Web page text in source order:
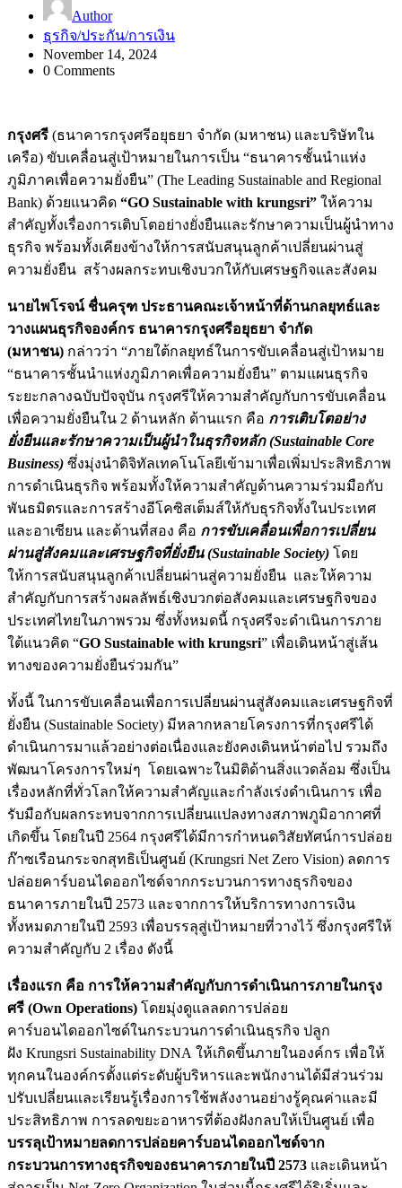
Author
ธุรกิจ/ประกัน/การเงิน
November 14, 2024
0 Comments
กรุงศรี (ธนาคารกรุงศรีอยุธยา จำกัด (มหาชน) และบริษัทใน
เครือ) ขับเคลื่อนสู่เป้าหมายในการเป็น “ธนาคารชั้นนำแห่ง
ภูมิภาคเพื่อความยั่งยืน” (The Leading Sustainable and Regional
Bank) ด้วยแนวคิด “GO Sustainable with krungsri” ให้ความ
สำคัญทั้งเรื่องการเติบโตอย่างยั่งยืนและรักษาความเป็นผู้นำทาง
ธุรกิจ พร้อมทั้งเคียงข้างให้การสนับสนุนลูกค้าเปลี่ยนผ่านสู่
ความยั่งยืน สร้างผลกระทบเชิงบวกให้กับเศรษฐกิจและสังคม
นายไพโรจน์ ชื่นครุฑ ประธานคณะเจ้าหน้าที่ด้านกลยุทธ์และ
วางแผนธุรกิจองค์กร ธนาคารกรุงศรีอยุธยา จำกัด
(มหาชน) กล่าวว่า “ภายใต้กลยุทธ์ในการขับเคลื่อนสู่เป้าหมาย
“ธนาคารชั้นนำแห่งภูมิภาคเพื่อความยั่งยืน” ตามแผนธุรกิจ
ระยะกลางฉบับปัจจุบัน กรุงศรีให้ความสำคัญกับการขับเคลื่อน
เพื่อความยั่งยืนใน 2 ด้านหลัก ด้านแรก คือ การเติบโตอย่าง
ยั่งยืนและรักษาความเป็นผู้นำในธุรกิจหลัก (Sustainable Core
Business) ซึ่งมุ่งนำดิจิทัลเทคโนโลยีเข้ามาเพื่อเพิ่มประสิทธิภาพ
การดำเนินธุรกิจ พร้อมทั้งให้ความสำคัญด้านความร่วมมือกับ
พันธมิตรและการสร้างอีโคซิสเต็มส์ให้กับธุรกิจทั้งในประเทศ
และอาเซียน และด้านที่สอง คือ การขับเคลื่อนเพื่อการเปลี่ยน
ผ่านสู่สังคมและเศรษฐกิจที่ยั่งยืน (Sustainable Society) โดย
ให้การสนับสนุนลูกค้าเปลี่ยนผ่านสู่ความยั่งยืน และให้ความ
สำคัญกับการสร้างผลลัพธ์เชิงบวกต่อสังคมและเศรษฐกิจของ
ประเทศไทยในภาพรวม ซึ่งทั้งหมดนี้ กรุงศรีจะดำเนินการภาย
ใต้แนวคิด “GO Sustainable with krungsri” เพื่อเดินหน้าสู่เส้น
ทางของความยั่งยืนร่วมกัน”
ทั้งนี้ ในการขับเคลื่อนเพื่อการเปลี่ยนผ่านสู่สังคมและเศรษฐกิจที่
ยั่งยืน (Sustainable Society) มีหลากหลายโครงการที่กรุงศรีได้
ดำเนินการมาแล้วอย่างต่อเนื่องและยังคงเดินหน้าต่อไป รวมถึง
พัฒนาโครงการใหม่ๆ โดยเฉพาะในมิติด้านสิ่งแวดล้อม ซึ่งเป็น
เรื่องหลักที่ทั่วโลกให้ความสำคัญและกำลังเร่งดำเนินการ เพื่อ
รับมือกับผลกระทบจากการเปลี่ยนแปลงทางสภาพภูมิอากาศที่
เกิดขึ้น โดยในปี 2564 กรุงศรีได้มีการกำหนดวิสัยทัศน์การปล่อย
ก๊าซเรือนกระจกสุทธิเป็นศูนย์ (Krungsri Net Zero Vision) ลดการ
ปล่อยคาร์บอนไดออกไซด์จากกระบวนการทางธุรกิจของ
ธนาคารภายในปี 2573 และจากการให้บริการทางการเงิน
ทั้งหมดภายในปี 2593 เพื่อบรรลุสู่เป้าหมายที่วางไว้ ซึ่งกรุงศรีให้
ความสำคัญกับ 2 เรื่อง ดังนี้
เรื่องแรก คือ การให้ความสำคัญกับการดำเนินการภายในกรุง
ศรี (Own Operations) โดยมุ่งดูแลลดการปล่อย
คาร์บอนไดออกไซด์ในกระบวนการดำเนินธุรกิจ ปลูก
ฝัง Krungsri Sustainability DNA ให้เกิดขึ้นภายในองค์กร เพื่อให้
ทุกคนในองค์กรตั้งแต่ระดับผู้บริหารและพนักงานได้มีส่วนร่วม
ปรับเปลี่ยนและเรียนรู้เรื่องการใช้พลังงานอย่างรู้คุณค่าและมี
ประสิทธิภาพ การลดขยะอาหารที่ต้องฝังกลบให้เป็นศูนย์ เพื่อ
บรรลุเป้าหมายลดการปล่อยคาร์บอนไดออกไซด์จาก
กระบวนการทางธุรกิจของธนาคารภายในปี 2573 และเดินหน้า